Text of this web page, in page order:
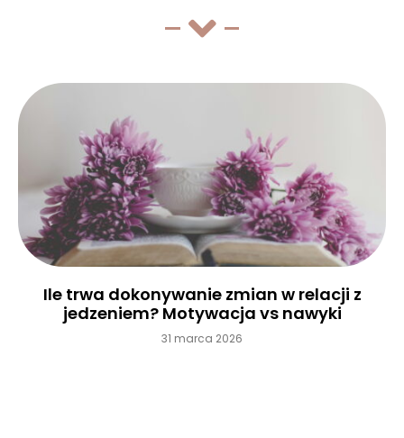
Ile trwa dokonywanie zmian w relacji z
jedzeniem? Motywacja vs nawyki
31 marca 2026